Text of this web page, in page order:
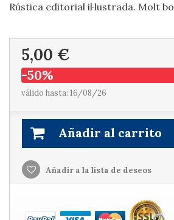
Rústica editorial il·lustrada. Molt
5,00 €
-50%
válido hasta: 16/08/26
Añadir al carrito
Añadir a la lista de deseos